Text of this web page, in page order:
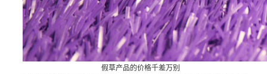
假草产品的价格千差万别